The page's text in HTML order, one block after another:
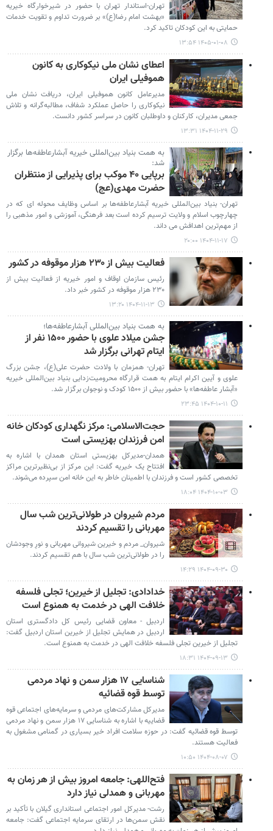
تهران-استاندار تهران با حضور در شیرخوارگاه خیریه
«بهشت امام رضا(ع)» بر ضرورت تداوم و تقویت خدمات
حمایتی به این کودکان تاکید کرد.
۱۴۰۵-۰۱-۰۸ ۱۳:۵۴
اعطای نشان ملی نیکوکاری به کانون
هموفیلی ایران
مدیرعامل کانون هموفیلی ایران، دریافت نشان ملی
نیکوکاری را حاصل عملکرد شفاف، مطالبه‌گرانه و تلاش
جمعی مدیران، کارکنان و داوطلبان کانون در سراسر کشور دانست.
۱۴۰۴-۱۱-۲۹ ۱۳:۳۱
به همت بنیاد بین‌المللی خیریه آبشارعاطفه‌ها برگزار
شد:
برپایی ۴۰ موکب برای پذیرایی از منتظران
حضرت مهدی(عج)
تهران- بنیاد بین‌المللی خیریه آبشارعاطفه‌ها بر اساس وظایف محوله ای که در
چهارچوب اسلام و ولایت ترسیم کرده است بعد فرهنگی، آموزشی و امور مذهبی را
از مهم‌ترین اهدافش می داند.
۱۴۰۴-۱۱-۱۷ ۲۰:۰۰
فعالیت بیش از ۲۳۰ هزار موقوفه در کشور
رئیس سازمان اوقاف و امور خیریه از فعالیت بیش از
۲۳۰ هزار موقوفه در کشور خبر داد.
۱۴۰۴-۱۱-۱۳ ۱۳:۲۰
به همت بنیاد بین‌المللی آبشارعاطفه‌ها؛
جشن میلاد علوی با حضور ۱۵۰۰ نفر از
ایتام تهرانی برگزار شد
تهران- همزمان با ولادت حضرت علی(ع)، جشن بزرگ
علوی و آیین اکرام ایتام به همت قرارگاه محرومیت‌زدایی بنیاد بین‌المللی خیریه
«آبشار عاطفه‌ها» با حضور بیش از ۱۵۰۰ کودک و نوجوان برگزار شد.
۱۴۰۴-۱۰-۱۱ ۲۳:۴۵
حجت‌الاسلامی: مرکز نگهداری کودکان خانه
امن فرزندان بهزیستی است
همدان-مدیرکل بهزیستی استان همدان با اشاره به
افتتاح یک خیریه گفت: این مرکز از بی‌نظیرترین مراکز
تخصصی کشور است و فرزندان با اطمینان خاطر به این خانه امن سپرده می‌شوند.
۱۴۰۴-۱۰-۰۳ ۱۸:۰۴
مردم شیروان در طولانی‌ترین شب سال
مهربانی را تقسیم کردند
شیروان_ مردم و خیرین شیروانی مهربانی و نورِ وجودشان
را در طولانی‌ترین شب سال با هم تقسیم کردند.
۱۴۰۴-۰۹-۳۰ ۱۴:۲۹
خدادادی: تجلیل از خیرین؛ تجلی فلسفه
خلافت الهی در خدمت به همنوع است
اردبیل - معاون قضایی رئیس کل دادگستری استان
اردبیل در همایش تجلیل از خیرین استان اردبیل گفت:
تجلیل از خیرین تجلی فلسفه خلافت الهی در خدمت به همنوع است.
۱۴۰۴-۰۹-۱۳ ۱۸:۳۱
شناسایی ۱۷ هزار سمن و نهاد مردمی
توسط قوه قضائیه
مدیرکل مشارکت‌های مردمی و سرمایه‌های اجتماعی قوه
قضاییه با اشاره به شناسایی ۱۷ هزار سمن و نهاد مردمی
توسط قوه قضائیه گفت: در حوزه سلامت افراد خیر بسیاری در گمنامی مشغول به
فعالیت هستند.
۱۴۰۴-۰۸-۰۷ ۱۰:۵۰
فتح‌اللهی: جامعه امروز بیش از هر زمان به
مهربانی و همدلی نیاز دارد
رشت- مدیرکل امور اجتماعی استانداری گیلان با تأکید بر
نقش سمن‌ها در ارتقای سرمایه اجتماعی گفت: جامعه